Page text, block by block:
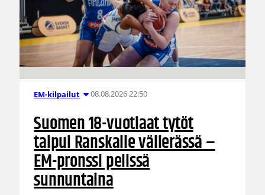
EM-kilpailut 08.08.2026 22:50
Suomen 18-vuotiaat tytöt
taipui Ranskalle välierässä –
EM-pronssi pelissä
sunnuntaina